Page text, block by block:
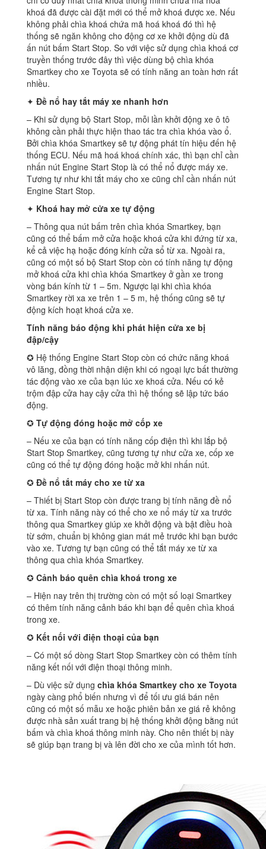
khoá đã được cài đặt mới có thể mở khoá được xe. Nếu
không phải chìa khoá chứa mã hoá khoá đó thì hệ
thống sẽ ngăn không cho động cơ xe khởi động dù đã
ấn nút bấm Start Stop. So với việc sử dụng chìa khoá cơ
truyền thống trước đây thì việc dùng bộ chìa khóa
Smartkey cho xe Toyota sẽ có tính năng an toàn hơn rất
nhiều.
✦ Đề nổ hay tắt máy xe nhanh hơn
– Khi sử dụng bộ Start Stop, mỗi lần khởi động xe ô tô
không cần phải thực hiện thao tác tra chìa khóa vào ổ.
Bởi chìa khóa Smartkey sẽ tự động phát tín hiệu đến hệ
thống ECU. Nếu mã hoá khoá chính xác, thì bạn chỉ cần
nhấn nút Engine Start Stop là có thể nổ được máy xe.
Tương tự như khi tắt máy cho xe cũng chỉ cần nhấn nút
Engine Start Stop.
✦ Khoá hay mở cửa xe tự động
– Thông qua nút bấm trên chìa khóa Smartkey, bạn
cũng có thể bấm mở cửa hoặc khoá cửa khi đứng từ xa,
kể cả việc hạ hoặc đóng kính cửa sổ từ xa. Ngoài ra,
cũng có một số bộ Start Stop còn có tính năng tự động
mở khoá cửa khi chìa khóa Smartkey ở gần xe trong
vòng bán kính từ 1 – 5m. Ngược lại khi chìa khóa
Smartkey rời xa xe trên 1 – 5 m, hệ thống cũng sẽ tự
động kích hoạt khoá cửa xe.
Tính năng báo động khi phát hiện cửa xe bị
đập/cậy
✪ Hệ thống Engine Start Stop còn có chức năng khoá
vô lăng, đồng thời nhận diện khi có ngoại lực bất thường
tác động vào xe của bạn lúc xe khoá cửa. Nếu có kẻ
trộm đập cửa hay cậy cửa thì hệ thống sẽ lập tức báo
động.
✪ Tự động đóng hoặc mở cốp xe
– Nếu xe của bạn có tính năng cốp điện thì khi lắp bộ
Start Stop Smartkey, cũng tương tự như cửa xe, cốp xe
cũng có thể tự động đóng hoặc mở khi nhấn nút.
✪ Đề nổ tắt máy cho xe từ xa
– Thiết bị Start Stop còn được trang bị tính năng đề nổ
từ xa. Tính năng này có thể cho xe nổ máy từ xa trước
thông qua Smartkey giúp xe khởi động và bật điều hoà
từ sớm, chuẩn bị không gian mát mẻ trước khi bạn bước
vào xe. Tương tự bạn cũng có thể tắt máy xe từ xa
thông qua chìa khóa Smartkey.
✪ Cảnh báo quên chìa khoá trong xe
– Hiện nay trên thị trường còn có một số loại Smartkey
có thêm tính năng cảnh báo khi bạn để quên chìa khoá
trong xe.
✪ Kết nối với điện thoại của bạn
– Có một số dòng Start Stop Smartkey còn có thêm tính
năng kết nối với điện thoại thông minh.
– Dù việc sử dụng chìa khóa Smartkey cho xe Toyota
ngày càng phổ biến nhưng vì để tối ưu giá bán nên
cũng có một số mẫu xe hoặc phiên bản xe giá rẻ không
được nhà sản xuất trang bị hệ thống khởi động bằng nút
bấm và chìa khoá thông minh này. Cho nên thiết bị này
sẽ giúp bạn trang bị và lên đời cho xe của mình tốt hơn.